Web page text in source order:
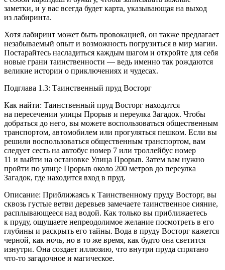
заметки, и у вас всегда будет карта, указывающая на выход
из лабиринта.
Хотя лабиринт может быть провокацией, он также предлагает
незабываемый опыт и возможность погрузиться в мир магии.
Постарайтесь насладиться каждым шагом и откройте для себя
новые грани таинственности — ведь именно так рождаются
великие истории о приключениях и чудесах.
Подглава 1.3: Таинственный пруд Восторг
Как найти: Таинственный пруд Восторг находится
на пересечении улицы Прорыв и переулка Загадок. Чтобы
добраться до него, вы можете воспользоваться общественным
транспортом, автомобилем или прогуляться пешком. Если вы
решили воспользоваться общественным транспортом, вам
следует сесть на автобус номер 7 или троллейбус номер
11 и выйти на остановке Улица Прорыв. Затем вам нужно
пройти по улице Прорыв около 200 метров до переулка
Загадок, где находится вход в пруд.
Описание: Приближаясь к Таинственному пруду Восторг, вы
сквозь густые ветви деревьев замечаете таинственное сияние,
расплывающееся над водой. Как только вы приближаетесь
к пруду, ощущаете непреодолимое желание посмотреть в его
глубины и раскрыть его тайны. Вода в пруду Восторг кажется
черной, как ночь, но в то же время, как будто она светится
изнутри. Она создает иллюзию, что внутри пруда спрятано
что-то загадочное и магическое.